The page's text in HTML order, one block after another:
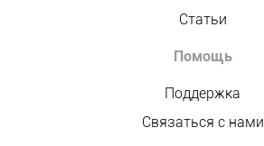
Статьи
Помощь
Поддержка
Связаться с нами